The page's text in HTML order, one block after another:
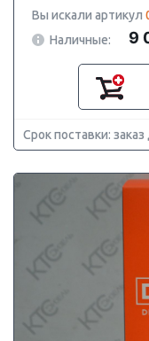
Вы искали артикул
Наличные:
9
Срок поставки: